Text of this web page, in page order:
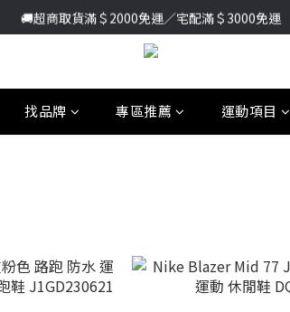
加入新會員送首購金＄100🔥點我註冊➞
🚚超商取貨滿＄2000免運／宅配滿＄3000免運
加入新會員送首購金＄100🔥點我註冊➞
找品牌 專區推薦 運動項目